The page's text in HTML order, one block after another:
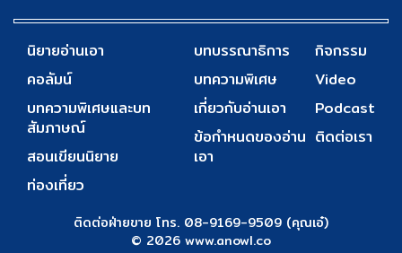
นิยายอ่านเอา
คอลัมน์
บทความพิเศษและบท
สัมภาษณ์
สอนเขียนนิยาย
ท่องเที่ยว
บทบรรณาธิการ
บทความพิเศษ
เกี่ยวกับอ่านเอา
ข้อกำหนดของอ่าน
เอา
กิจกรรม
Video
Podcast
ติดต่อเรา
ติดต่อฝ่ายขาย โทร. 08-9169-9509 (คุณเอ๋)
© 2026 www.anowl.co